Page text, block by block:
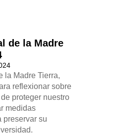
de la Madre
la Madre Tierra,
reflexionar sobre
proteger nuestro
medidas
preservar su